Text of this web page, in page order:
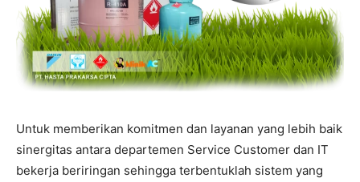
Untuk memberikan komitmen dan layanan yang lebih baik
sinergitas antara departemen Service Customer dan IT
bekerja beriringan sehingga terbentuklah sistem yang